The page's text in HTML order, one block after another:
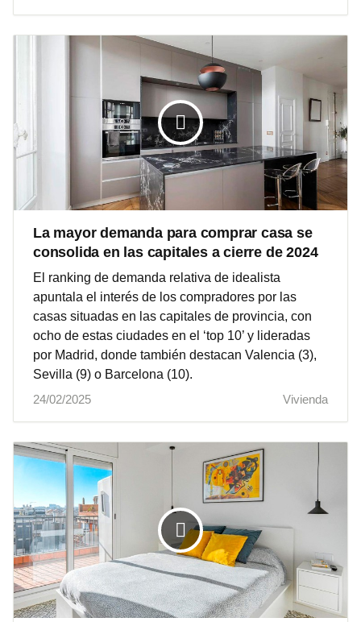
La mayor demanda para comprar casa se
consolida en las capitales a cierre de 2024
El ranking de demanda relativa de idealista
apuntala el interés de los compradores por las
casas situadas en las capitales de provincia, con
ocho de estas ciudades en el ‘top 10’ y lideradas
por Madrid, donde también destacan Valencia (3),
Sevilla (9) o Barcelona (10).
24/02/2025
Vivienda